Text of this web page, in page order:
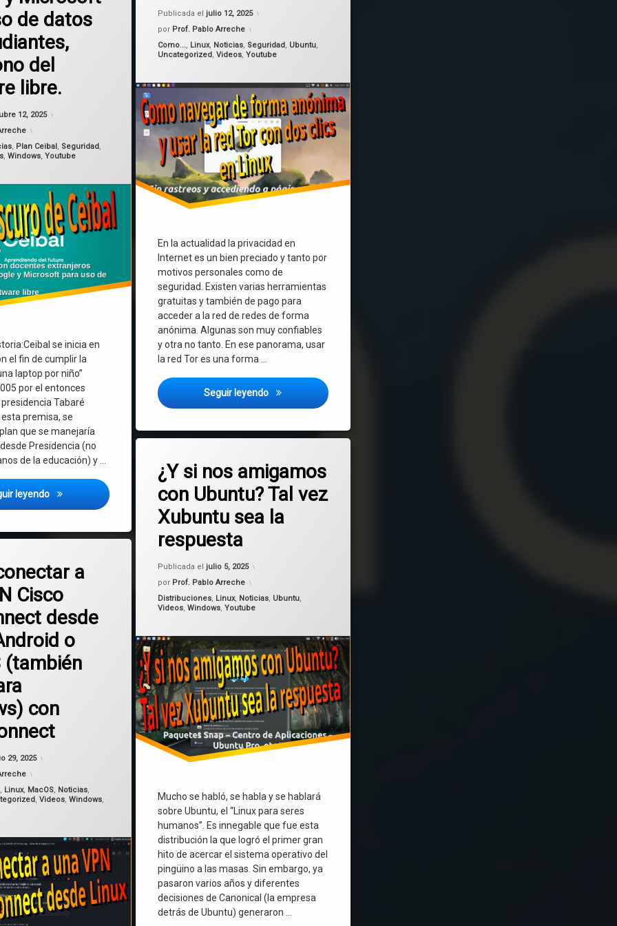
de datos
del
libre.
12, 2025
octubre 12, 2025
, Plan Ceibal , Seguridad,
,Windows,Youtube
se inicia en
el fin de cumplir la
laptop por niño”
por el entonces
Tabaré
premisa, se
que se manejaría
Presidencia (no
de la educación) y …
leyendo El lado oscuro de Ceibal: tercerizaciones con docentes extranjeros, acuerdos con Google y Microsoft para uso de datos de
Publicada eljulio 12, 2025
por Prof. Pablo Arreche
Categorías:
Como..., Linux, Noticias, Seguridad, Ubuntu,
Uncategorized,Videos,Youtube
En la actualidad la privacidad en
Internet es un bien preciado y tanto por
motivos personales como de
seguridad. Existen varias herramientas
gratuitas y también de pago para
acceder a la red de redes de forma
anónima. Algunas son muy confiables
y otra no tanto. En ese panorama, usar
la red Tor es una forma …
Seguir leyendo Como navegar de forma anónima y acceder a la red Tor con 2 clics en Linux
¿Y si nos amigamos
con Ubuntu? Tal vez
Xubuntu sea la
respuesta
Publicada eljulio 5, 2025
por Prof. Pablo Arreche
Categorías:
Distribuciones Linux, Noticias Ubuntu
Videos ,Windows ,Youtube
Mucho se habló, se habla y se hablará
sobre Ubuntu, el “Linux para seres
humanos”. Es innegable que fue esta
distribución la que logró el primer gran
hito de acercar el sistema operativo del
pingüino a las masas. Sin embargo, ya
pasaron varios años y diferentes
decisiones de Canonical (la empresa
detrás de Ubuntu) generaron …
Snap
Ubuntu
Ubuntu Pro
a
Cisco
desde
o
(también
con
29, 2025
, Linux, MacOS, Noticias,
,Videos,Windows,
en Cómo conectar a una VPN Cisco AnyConnect desde Linux, Android o MacOS (también sirve para Windows) con OpenConnect